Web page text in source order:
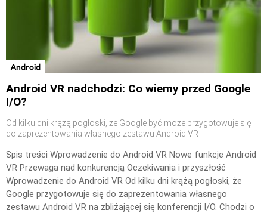
Android
Android VR nadchodzi: Co wiemy przed Google
I/O?
Od kilku dni krążą pogłoski, że Google być może przygotowuje się
do zaprezentowania własnego zestawu Android VR
Spis treści Wprowadzenie do Android VR Nowe funkcje Android
VR Przewaga nad konkurencją Oczekiwania i przyszłość
Wprowadzenie do Android VR Od kilku dni krążą pogłoski, że
Google przygotowuje się do zaprezentowania własnego
zestawu Android VR na zbliżającej się konferencji I/O. Chodzi o